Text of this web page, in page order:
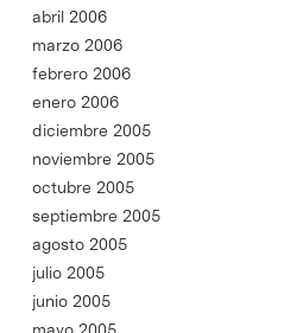
abril 2006
marzo 2006
febrero 2006
enero 2006
diciembre 2005
noviembre 2005
octubre 2005
septiembre 2005
agosto 2005
julio 2005
junio 2005
mayo 2005